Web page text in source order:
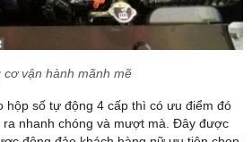
cơ vận hành mãnh mẽ
hộp số tự động 4 cấp thì có ưu điểm đó
ra nhanh chóng và mượt mà. Đây được